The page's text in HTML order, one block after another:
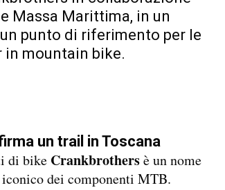
Massa Marittima, in un
punto di riferimento per le
mountain bike.
un trail in Toscana
di bike Crankbrothersè un nome
dei componenti MTB.